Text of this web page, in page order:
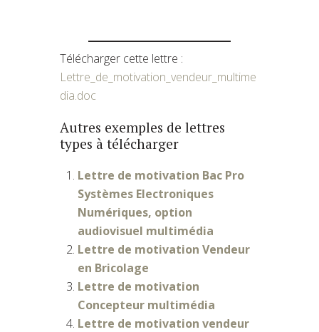
Télécharger cette lettre :
Lettre_de_motivation_vendeur_multime
dia.doc
Autres exemples de lettres
types à télécharger
Lettre de motivation Bac Pro
Systèmes Electroniques
Numériques, option
audiovisuel multimédia
Lettre de motivation Vendeur
en Bricolage
Lettre de motivation
Concepteur multimédia
Lettre de motivation vendeur